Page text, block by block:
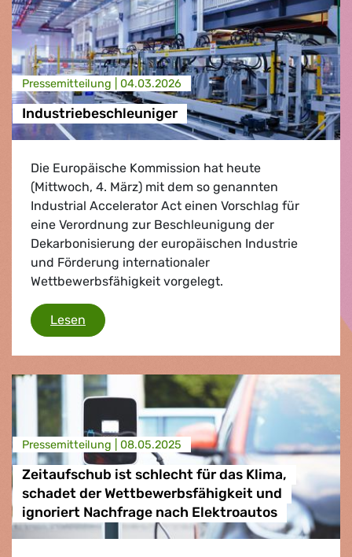
Presse­mitteilung | 04.03.2026
Industriebeschleuniger
Die Europäische Kommission hat heute
(Mittwoch, 4. März) mit dem so genannten
Industrial Accelerator Act einen Vorschlag für
eine Verordnung zur Beschleunigung der
Dekarbonisierung der europäischen Industrie
und Förderung internationaler
Wettbewerbsfähigkeit vorgelegt.
Lesen Industriebeschleuniger
Presse­mitteilung | 08.05.2025
Zeitaufschub ist schlecht für das Klima,
schadet der Wettbewerbsfähigkeit und
ignoriert Nachfrage nach Elektroautos